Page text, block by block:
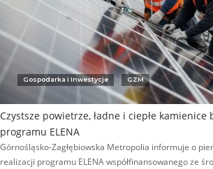
Gospodarka i Inwestycje GZM
Czystsze powietrze, ładne i ciepłe
programu ELENA
Górnośląsko-Zagłębiowska Metropolia informuje o
realizacji programu ELENA współfinansowanego ze